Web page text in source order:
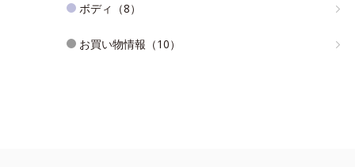
ボディ（8）
お買い物情報（10）